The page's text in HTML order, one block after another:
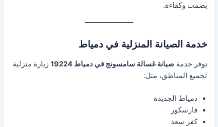
بصمت وكفاءة.
خدمة الصيانة المنزلية في دمياط
توفر خدمةصيانة غسالة سامسونج في دمياط 19224
زيارة منزلية
لجميع المناطق، مثل:
دمياط الجديدة
فارسكور
كفر سعد